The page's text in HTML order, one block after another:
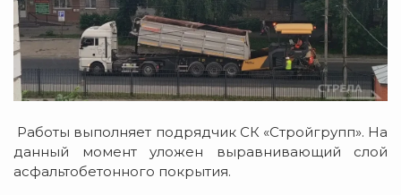
Работы выполняет подрядчик СК «Стройгрупп». На
данный момент уложен выравнивающий слой
асфальтобетонного покрытия.